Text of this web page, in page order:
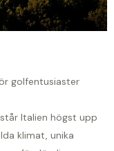
golfentusiaster
Italien högst upp
klimat, unika